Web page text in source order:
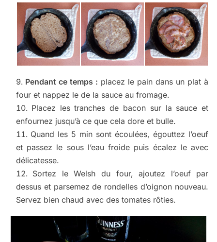
Pendant ce temps : placez le pain dans un plat à
four et nappez le de la sauce au fromage.
Placez les tranches de bacon sur la sauce et
enfournez jusqu’à ce que cela dore et bulle.
Quand les 5 min sont écoulées, égouttez l’oeuf
et passez le sous l’eau froide puis écalez le avec
délicatesse.
Sortez le Welsh du four, ajoutez l’oeuf par
dessus et parsemez de rondelles d’oignon nouveau.
Servez bien chaud avec des tomates rôties.